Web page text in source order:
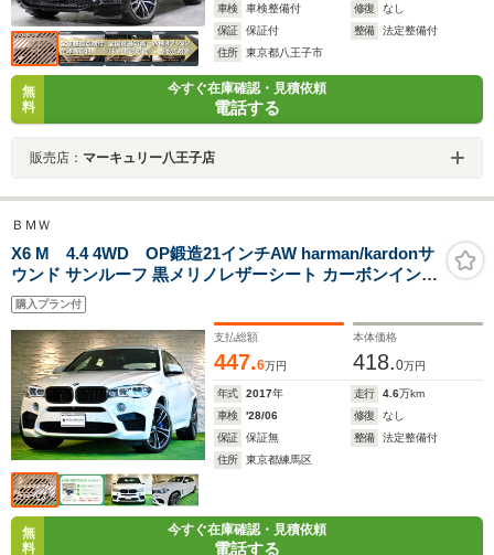
車検
車検整備付 修復
なし
保証
保証付 整備
法定整備付
住所
東京都八王子市
無
料
今すぐ在庫確認・見積依頼
電話する
販売店： マーキュリー八王子店
ＢＭＷ
X6 M 4.4 4WD OP鍛造21インチAW harman/kardonサ
ウンド サンルーフ 黒メリノレザーシート カーボンインテ
リアトリム
購入プラン付
支払総額
447.6万円
本体価格
418.0万円
年式 2017年 走行 4.6万km
車検
'28/06 修復
なし
保証
保証無 整備
法定整備付
住所
東京都練馬区
無
料
今すぐ在庫確認・見積依頼
電話する